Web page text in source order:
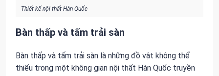
Thiết kế nội thất Hàn Quốc
Bàn thấp và tấm trải sàn
Bàn thấp và tấm trải sàn là những đồ vật không thể
thiếu trong một không gian nội thất Hàn Quốc truyền